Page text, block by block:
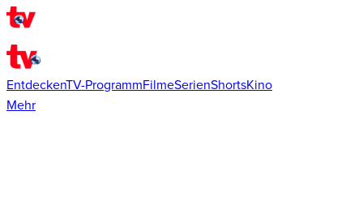
EntdeckenTV-ProgrammFilmeSerienShortsKino
Mehr